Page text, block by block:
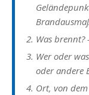
Was brennt?
Wer oder
oder andere
Ort, von